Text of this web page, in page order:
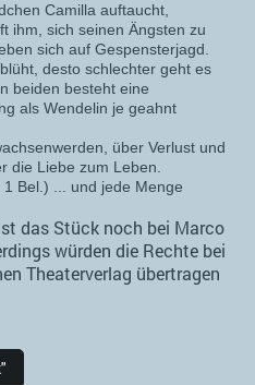
Camilla auftaucht,
ihm, sich seinen Ängsten zu
sich auf Gespensterjagd.
desto schlechter geht es
beiden besteht eine
als Wendelin je geahnt
über Verlust und
die Liebe zum Leben.
Bel.) ... und jede Menge
das Stück noch bei Marco
würden die Rechte bei
Theaterverlag übertragen